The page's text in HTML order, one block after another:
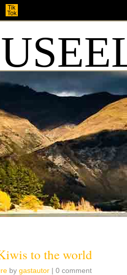
to the world
by gastautor | 0 comment